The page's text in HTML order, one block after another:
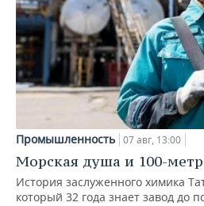
Промышленность 07 авг, 13:00
Морская душа и 100-
История заслуженного химика
который 32 года знает завод до